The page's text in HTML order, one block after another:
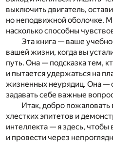
выключить двигатель,
но неподвижной оболочке.
насколько способны
Эта книга — ваше
вашей жизни, когда вы
путь. Она — подсказка тем,
и пытается удержаться на
жизненных неурядиц. Она —
задавать себе важные
Итак, добро пожаловать
хлестких эпитетов и
интеллекта — я здесь, чтобы
и провести через